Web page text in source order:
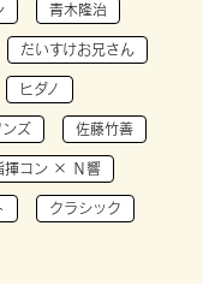
青木隆治
だいすけお兄さん
ヒダノ
ンズ 佐藤竹善
揮コン × Ｎ響
クラシック